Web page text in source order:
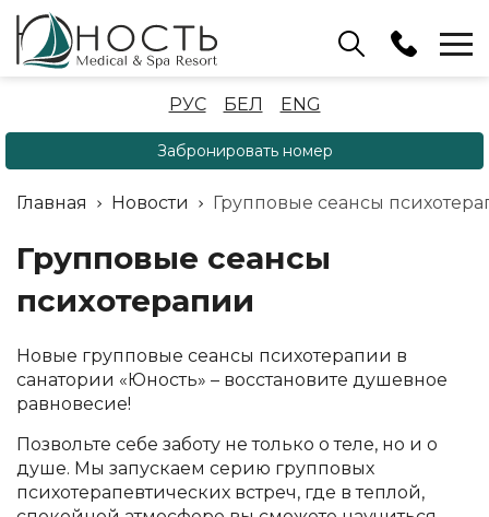
Бассейн
+375 (17) 503 93 22
Аренда беседок
+375 (33) 902 35 07
Отдел бронирования
+375 (17) 503 91 10
РУС БЕЛ ENG
Забронировать номер
Главная Новости Групповые сеансы
Групповые сеансы
психотерапии
Новые групповые сеансы психотерапии в
санатории «Юность» – восстановите душевное
равновесие!
Позвольте себе заботу не только о теле, но и о
душе. Мы запускаем серию групповых
психотерапевтических встреч, где в теплой,